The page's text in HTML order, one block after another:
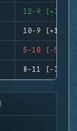
12-9 (+3)
10-9 (+1)
5-10 (-5)
8-11 (-3)